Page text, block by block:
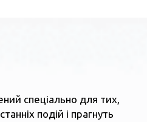
спеціально для тих,
подій і прагнуть